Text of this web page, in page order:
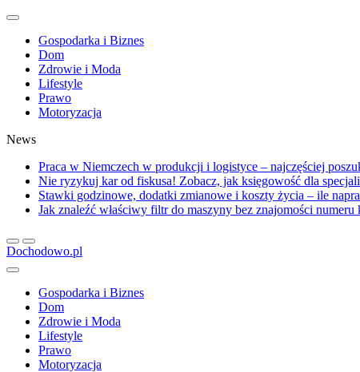
Gospodarka i Biznes
Dom
Zdrowie i Moda
Lifestyle
Prawo
Motoryzacja
News
Praca w Niemczech w produkcji i logistyce – najczęściej
Nie ryzykuj kar od fiskusa! Zobacz, jak księgowość dla
Stawki godzinowe, dodatki zmianowe i koszty życia – ile
Jak znaleźć właściwy filtr do maszyny bez znajomości numeru
Dochodowo.pl
Gospodarka i Biznes
Dom
Zdrowie i Moda
Lifestyle
Prawo
Motoryzacja